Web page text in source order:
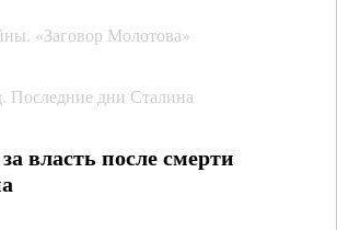
«Заговор Молотова»
Последние дни Сталина
власть после смерти